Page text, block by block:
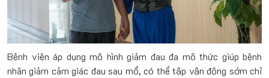
Bệnh viện áp dụng mô hình giảm đau đa mô thức giúp bệnh
nhân giảm cảm giác đau sau mổ, có thể tập vận động sớm chỉ